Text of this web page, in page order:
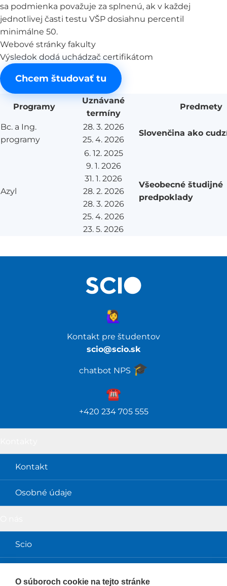
sa podmienka považuje za splnenú, ak v každej
jednotlivej časti testu VŠP dosiahnu percentil
minimálne 50.
Webové stránky fakulty
Výsledok dodá uchádzač certifikátom
Chcem študovať tu
Programy
Uznávané
termíny
Predmety
Bc. a Ing.
programy
28. 3. 2026
25. 4. 2026
Slovenčina ako
Azyl
6. 12. 2025
9. 1. 2026
31. 1. 2026
28. 2. 2026
28. 3. 2026
25. 4. 2026
23. 5. 2026
Všeobecné študijné
predpoklady
Kontakt pre študentov
scio@scio.sk
chatbot NPS 🎓️
🙋‍♀️
☎️️
+420 234 705 555
Kontakt
Osobné údaje
Scio
O súboroch cookie na tejto stránke